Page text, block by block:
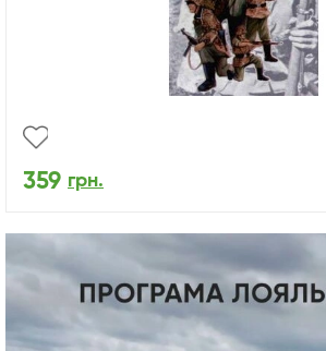
359 грн.